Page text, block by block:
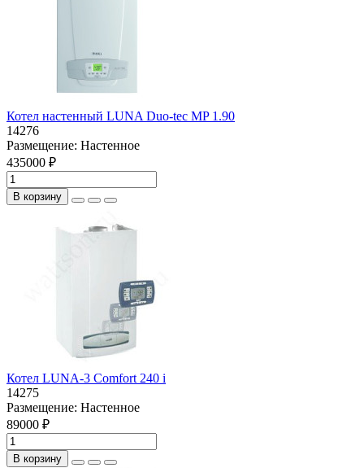
Котел настенный LUNA Duo-tec MP 1.90
14276
Размещение: Настенное
435000 ₽
В корзину
Котел LUNA-3 Comfort 240 i
14275
Размещение: Настенное
89000 ₽
В корзину